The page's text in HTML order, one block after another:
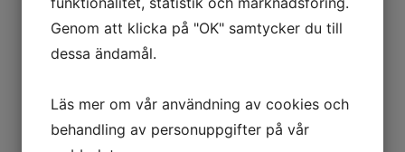
Rengöring
Dag/Nattkräm
Serum
Ögonkräm
Rengöring
Dag/Nattkräm
Ögonkräm
Genom att klicka på "OK" samtycker du till
dessa ändamål.
Läs mer om vår användning av cookies och
behandling av personuppgifter på vår